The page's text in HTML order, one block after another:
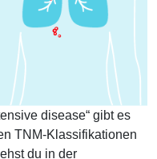
disease“ gibt es
TNM-Klassifikationen
du in der